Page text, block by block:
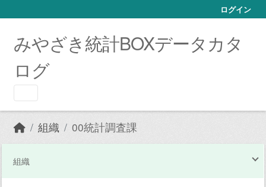
ログイン
みやざき統計BOXデータカタ
ログ
組織 00統計調査課
組織